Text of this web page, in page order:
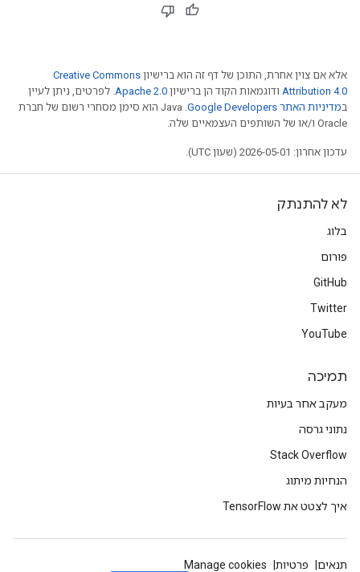
אלא אם צוין אחרת, התוכן של דף זה הוא ברישיון Creative Commons
Attribution 4.0 ודוגמאות הקוד הן ברישיון Apache 2.0. לפרטים, ניתן לעיין
במדיניות האתר Google Developers‏
.‏ Java הוא סימן מסחרי רשום של חברת
Oracle ו/או של השותפים העצמאיים שלה.
עדכון אחרון: 2026-05-01 (שעון UTC).
לא להתנתק
בלוג
פורום
GitHub
Twitter
YouTube
תמיכה
מעקב אחר בעיות
נתוני גרסה
Stack Overflow
הנחיות מיתוג
איך לצטט את TensorFlow
תנאים פרטיות Manage cookies